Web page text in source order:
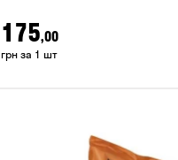
175,00
грн за 1 шт